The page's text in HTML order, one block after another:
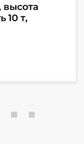
высота
10 т,